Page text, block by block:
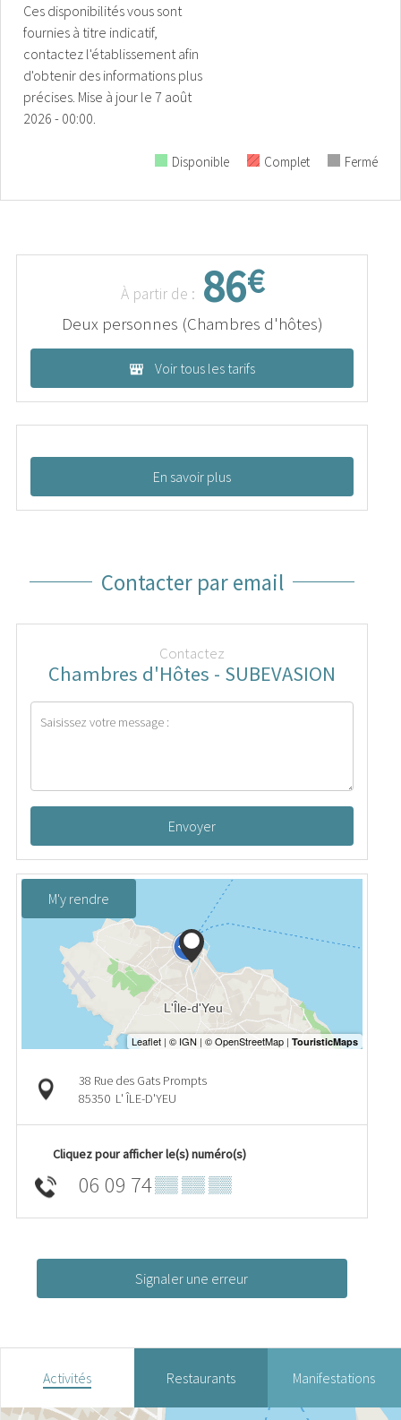
Ces disponibilités vous sont
fournies à titre indicatif,
contactez l'établissement afin
d'obtenir des informations plus
précises. Mise à jour le 7 août
2026 - 00:00.
Disponible Complet Fermé
À partir de : 86€
Deux personnes (Chambres d'hôtes)
Voir tous les tarifs
En savoir plus
Contacter par email
Contactez
Chambres d'Hôtes - SUBEVASION
Envoyer
M'y rendre
38 Rue des Gats Prompts
85350 L' ÎLE-D'YEU
Cliquez pour afficher le(s) numéro(s)
06 09 74▒▒ ▒▒ ▒▒
Signaler une erreur
Activités Restaurants Manifestations